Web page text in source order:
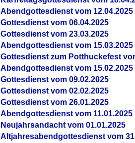
Abendgottesdienst vom 12.04.2025
Gottesdienst vom 06.04.2025
Gottesdienst vom 23.03.2025
Abendgottesdienst vom 15.03.2025
Gottesdienst zum Potthuckefest
Abendgottesdienst vom 15.02.2025
Gottesdienst vom 09.02.2025
Gottesdienst vom 02.02.2025
Gottesdienst vom 26.01.2025
Abendgottesdienst vom 11.01.2025
Neujahrsandacht vom 01.01.2025
Altjahresabendgottesdienst vom